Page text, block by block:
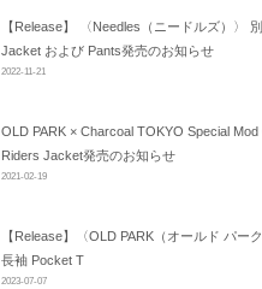
【Release】 〈Needles（ニードルズ）〉
Jacket および Pants発売のお知らせ
2022-11-21
OLD PARK × Charcoal TOKYO Special
Riders Jacket発売のお知らせ
2021-02-19
【Release】〈OLD PARK（オールド パー
長袖 Pocket T
2023-07-07